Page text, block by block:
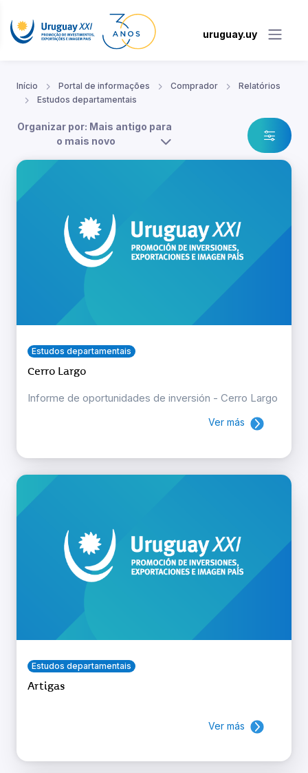
uruguay.uy
Início Portal de informações Comprador
Relatórios
Estudos departamentais
Organizar por: Mais antigo para
o mais novo
Estudos departamentais
Cerro Largo
Informe de oportunidades de inversión - Cerro Largo
Ver más
Estudos departamentais
Artigas
Ver más